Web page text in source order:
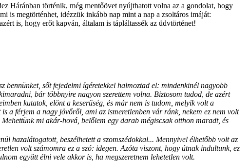
Háránban történik, még mentőövet nyújthatott volna az a gondolat, hogy
is megtörténhet, idézzük inkább nap mint a nap a zsoltáros imáját:
is, hogy erőt kapván, általam is tápláltassék az üdvtörténet!
bennünket, sőt fejedelmi ígéretekkel halmoztad el: mindenkinél nagyobb
bár többnyire nagyon szerettem volna. Biztosom tudod, de azért
kutatok, elönt a keserűség, és már nem is tudom, melyik volt a
a férjem a nagy jövőről, ami az ismeretlenben vár ránk, nekem ez nem volt
mi akár-hová, belőlem egy darab mégiscsak otthon maradt, és
hazalátogatott, beszélhetett a szomszédokkal... Mennyivel élhetőbb volt az
volt számomra ez a szó: idegen. Azóta viszont, hogy útnak indultunk, ez
együtt élni vele akkor is, ha megszeretnem lehetetlen volt.